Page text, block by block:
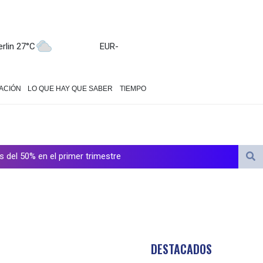
27°C EUR-
LO QUE HAY QUE SABER TIEMPO
del 50% en el primer trimestre
asociación de fútbol en una investigación sobre su entrenador
DESTACADOS